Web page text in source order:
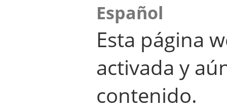
Español
Esta página
activada y
contenido.